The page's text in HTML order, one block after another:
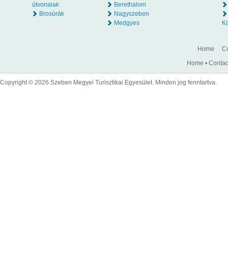
útvonalak
Brosúrák
Berethalom
Nagyszeben
Medgyes
Home
Home •
Copyright © 2026 Szeben Megyei Turisztikai Egyesület. Minden jog fenntartva.